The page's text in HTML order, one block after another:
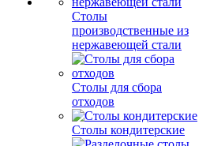
Столы
производственные из
нержавеющей стали
Столы для сбора
отходов
Столы кондитерские